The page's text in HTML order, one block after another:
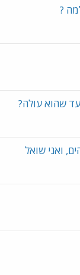
?
שהוא עולה?
ואני שואל